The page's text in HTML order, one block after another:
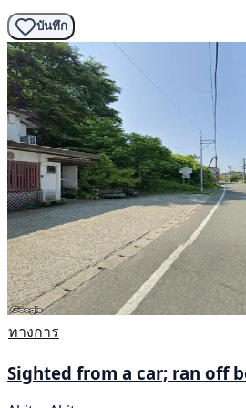
บันทึก
ทางการ
Sighted from a car; ran off